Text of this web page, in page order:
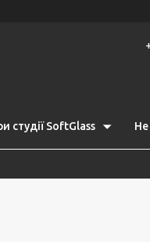
студії SoftGlass Не